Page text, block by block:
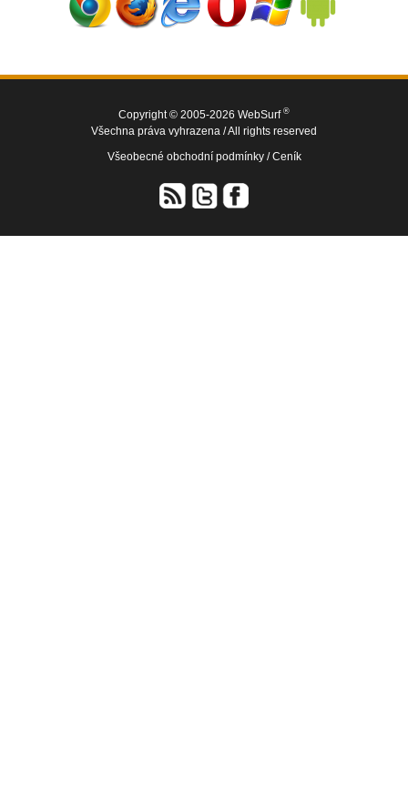
Copyright © 2005-2026 WebSurf ®
Všechna práva vyhrazena / All rights reserved
Všeobecné obchodní podmínky /Ceník